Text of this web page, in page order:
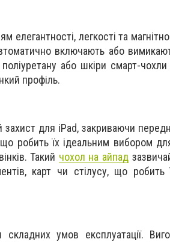
елегантності, легкості та
включають або
або шкіри смарт-
профіль.
захист для iPad, закриваючи
робить їх ідеальним вибором
Такий чохол на айпад
карт чи стілусу, що
умов експлуатації.